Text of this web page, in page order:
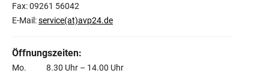
Fax: 09261 56042
E-Mail:service(at)avp24.de
Öffnungszeiten:
Mo. 8.30 Uhr – 14.00 Uhr